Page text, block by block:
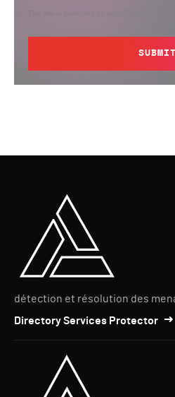
This site is protected by reCAPTCHA.
SUBMIT
détection et résolution des
Directory Services Protector